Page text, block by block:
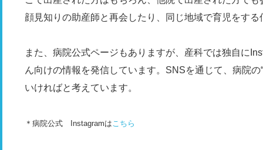
顔見知りの助産師と再会したり、同じ地域で育児をす
また、病院公式ページもありますが、産科では独自に
ん向けの情報を発信しています。SNSを通じて、病院
いければと考えています。
＊病院公式 Instagramはこちら